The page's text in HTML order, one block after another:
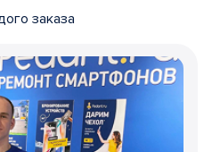
заказа